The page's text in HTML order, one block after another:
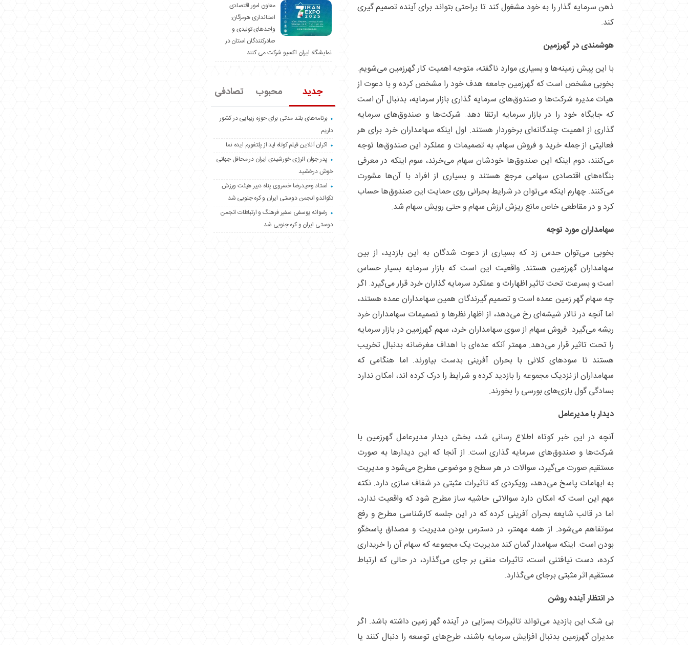
ذهن سرمایه گذار را به خود مشغول کند تا براحتی بتواند برای آینده تصمیم گیری
کند.
هوشمندی در گهرزمین
با این پیش زمینه‌ها و بسیاری موارد ناگفته، متوجه اهمیت کار گهرزمین می‌شویم.
بخوبی مشخص است که گهرزمین جامعه هدف خود را مشخص کرده و با دعوت از
هیات مدیره شرکت‌ها و صندوق‌های سرمایه گذاری بازار سرمایه، بدنبال آن است
که جایگاه خود را در بازار سرمایه ارتقا دهد. شرکت‌ها و صندوق‌های سرمایه
گذاری از اهمیت چندگانه‌ای برخوردار هستند. اول اینکه سهامداران خرد برای هر
فعالیتی از جمله خرید و فروش سهام، به تصمیمات و عملکرد این صندوق‌ها توجه
می‌کنند، دوم اینکه این صندوق‌ها خودشان سهام می‌خرند، سوم اینکه در معرفی
بنگاه‌های اقتصادی سهامی مرجع هستند و بسیاری از افراد با آن‌ها مشورت
می‌کنند. چهارم اینکه می‌توان در شرایط بحرانی روی حمایت این صندوق‌ها حساب
کرد و در مقاطعی خاص مانع ریزش ارزش سهام و حتی رویش سهام شد.
سهامداران مورد توجه
بخوبی می‌توان حدس زد که بسیاری از دعوت شدگان به این بازدید، از بین
سهامداران گهرزمین هستند. واقعیت این است که بازار سرمایه بسیار حساس
است و بسرعت تحت تاثیر اظهارات و عملکرد سرمایه گذاران خرد قرار می‌گیرد. اگر
چه سهام گهر زمین عمده است و تصمیم گیرندگان همین سهامداران عمده هستند،
اما آنچه در تالار شیشه‌ای رخ می‌دهد، از اظهار نظر‌ها و تصمیمات سهامداران خرد
ریشه می‌گیرد. فروش سهام از سوی سهامداران خرد، سهم گهرزمین در بازار سرمایه
را تحت تاثیر قرار می‌دهد. مهمتر آنکه عده‌ای با اهداف مغرضانه بدنبال تخریب
هستند تا سود‌های کلانی با بحران آفرینی بدست بیاورند. اما هنگامی که
سهامداران از نزدیک مجموعه را بازدید کرده و شرایط را درک کرده اند، امکان ندارد
بسادگی گول بازی‌های بورسی را بخورند.
دیدار با مدیرعامل
آنچه در این خبر کوتاه اطلاع رسانی شد، بخش دیدار مدیرعامل گهرزمین با
شرکت‌ها و صندوق‌های سرمایه گذاری است. از آنجا که این دیدار‌ها به صورت
مستقیم صورت می‌گیرد، سوالات در هر سطح و موضوعی مطرح می‌شود و مدیریت
به ابهامات پاسخ می‌دهد، رویکردی که تاثیرات مثبتی در شفاف سازی دارد. نکته
مهم این است که امکان دارد سوالاتی حاشیه ساز مطرح شود که واقعیت ندارد،
اما در قالب شایعه بحران آفرینی کرده که در این جلسه کارشناسی مطرح و رفع
سوتفاهم می‌شود. از همه مهمتر، در دسترس بودن مدیریت و مصداق پاسخگو
بودن است. اینکه سهامدار گمان کند مدیریت یک مجموعه که سهام آن را خریداری
کرده، دست نیافتنی است، تاثیرات منفی بر جای می‌گذارد، در حالی که ارتباط
مستقیم اثر مثبتی برجای می‌گذارد.
در انتظار آینده روشن
بی شک این بازدید می‌تواند تاثیرات بسزایی در آینده گهر زمین داشته باشد. اگر
مدیران گهرزمین بدنبال افزایش سرمایه باشند، طرح‌های توسعه را دنبال کنند یا
معاون امور اقتصادی
استانداری هرمزگان:
واحدهای تولیدی و
صادرکنندگان استان در
نمایشگاه ایران اکسپو شرکت می کنند
جدید محبوب تصادفی
برنامه‌های بلند مدتی برای حوزه زیبایی در کشور
داریم
اکران آنلاین فیلم کوتاه لید از پلتفورم ایده نما
پدر جوان انرژی خورشیدی ایران در محافل جهانی
خوش درخشید
استاد وحیدرضا خسروی پناه دبیر هیئت ورزش
تکواندو انجمن دوستی ایران و کره جنوبی شد
رضوانه یوسفی سفیر فرهنگ و ارتباطات انجمن
دوستی ایران و کره جنوبی شد